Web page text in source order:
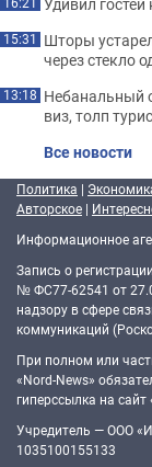
15:31 Шторы
через стекло
13:18 Небанальный
виз, толп
Все новости
Политика |
Авторское |
Информационное
Запись о
№ ФС77-62541 от
надзору в сфере
коммуникаций
При полном или
«Nord-News»
гиперссылка на сайт
Учредитель — ООО
1035100155133